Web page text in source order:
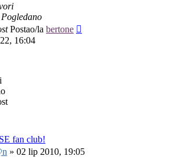
Pogledano
Postao/la bertone
16:04
fan club!
» 02 lip 2010, 19:05